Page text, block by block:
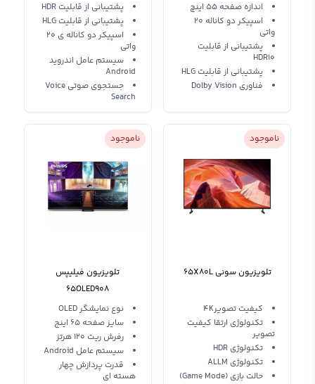
اندازه صفحه 55 اینچ
اسپیکر دو کاناله 20
واتی
پشتیبانی از قابلیت
HDR10
پشتیبانی از قابلیت HLG
فناوری Dolby Vision
پشتیبانی از قابلیت HDR
پشتیبانی از قابلیت HLG
اسپیکر دو کاناله ی 20
واتی
سیستم عامل اندروید
Android
جستجوی صوتی Voice
Search
ناموجود
تلویزیون سونی 65X80L
کیفیت تصویر4K
تکنولوژی ارتقا کیفیت
تصویر
تکنولوژی HDR
تکنولوژی ALLM
حالت بازی (Game Mode)
ناموجود
تلویزیون فیلیپس
65OLED908
نوع نمایشگر OLED
سایز صفحه 65 اینج
رفرش ریت 120 هرتز
سیستم عامل Android
قدرت پردازش چهار
هسته ای